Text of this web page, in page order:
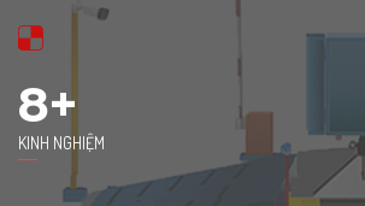
8+
KINH NGHIỆM